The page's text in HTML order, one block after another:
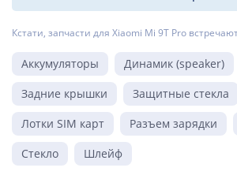
Кстати, запчасти для Xiaomi Mi 9T Pro
Аккумуляторы Динамик (speaker)
Задние крышки
Защитные стекла
Лотки SIM карт
Разъем зарядки
Стекло
Шлейф